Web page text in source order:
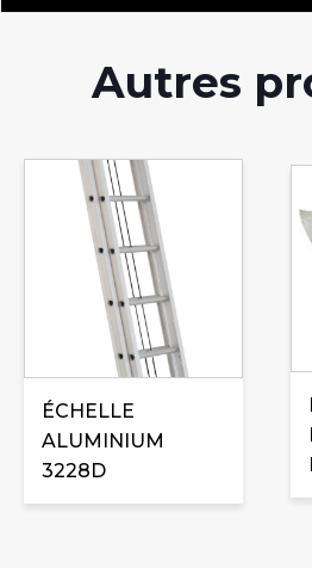
Autres
ÉCHELLE
ALUMINIUM
3228D